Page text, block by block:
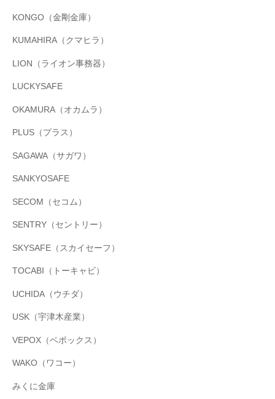
KONGO（金剛金庫）
KUMAHIRA（クマヒラ）
LION（ライオン事務器）
LUCKYSAFE
OKAMURA（オカムラ）
PLUS（プラス）
SAGAWA（サガワ）
SANKYOSAFE
SECOM（セコム）
SENTRY（セントリー）
SKYSAFE（スカイセーフ）
TOCABI（トーキャビ）
UCHIDA（ウチダ）
USK（宇津木産業）
VEPOX（ベポックス）
WAKO（ワコー）
みくに金庫